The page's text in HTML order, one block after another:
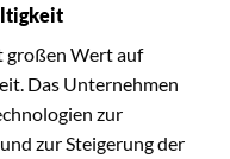
großen Wert auf
Das Unternehmen
zur
zur Steigerung der